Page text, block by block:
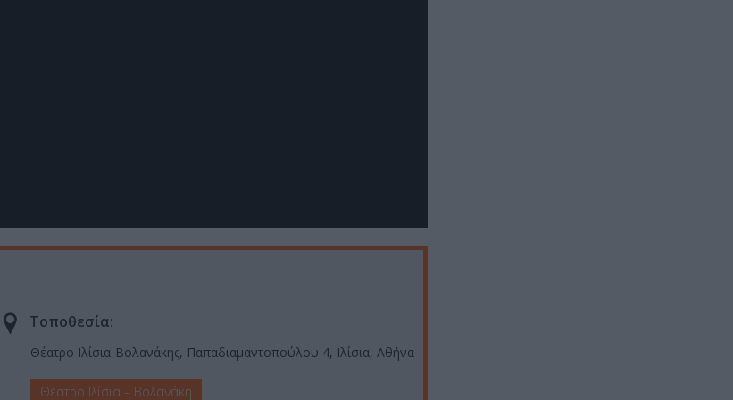
Τοποθεσία:
Θέατρο Ιλίσια-Βολανάκης, Παπαδιαμαντοπούλου 4, Ιλίσια, Αθήνα
Θέατρο Ιλίσια – Βολανάκη